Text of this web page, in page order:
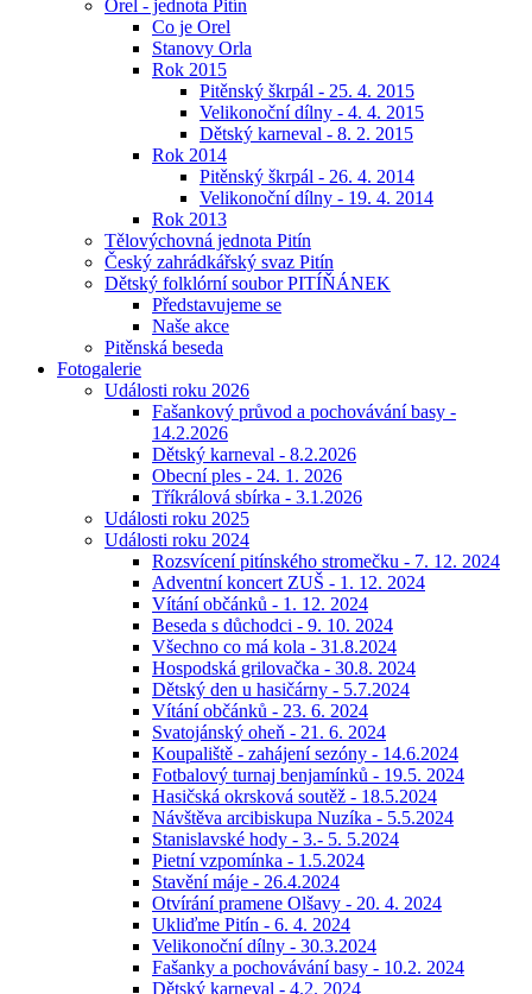
Orel - jednota Pitín
Co je Orel
Stanovy Orla
Rok 2015
Pitěnský škrpál - 25. 4. 2015
Velikonoční dílny - 4. 4. 2015
Dětský karneval - 8. 2. 2015
Rok 2014
Pitěnský škrpál - 26. 4. 2014
Velikonoční dílny - 19. 4. 2014
Rok 2013
Tělovýchovná jednota Pitín
Český zahrádkářský svaz Pitín
Dětský folklórní soubor PITÍŇÁNEK
Představujeme se
Naše akce
Pitěnská beseda
Fotogalerie
Události roku 2026
Fašankový průvod a pochovávání basy -
14.2.2026
Dětský karneval - 8.2.2026
Obecní ples - 24. 1. 2026
Tříkrálová sbírka - 3.1.2026
Události roku 2025
Události roku 2024
Rozsvícení pitínského stromečku - 7. 12. 2024
Adventní koncert ZUŠ - 1. 12. 2024
Vítání občánků - 1. 12. 2024
Beseda s důchodci - 9. 10. 2024
Všechno co má kola - 31.8.2024
Hospodská grilovačka - 30.8. 2024
Dětský den u hasičárny - 5.7.2024
Vítání občánků - 23. 6. 2024
Svatojánský oheň - 21. 6. 2024
Koupaliště - zahájení sezóny - 14.6.2024
Fotbalový turnaj benjamínků - 19.5. 2024
Hasičská okrsková soutěž - 18.5.2024
Návštěva arcibiskupa Nuzíka - 5.5.2024
Stanislavské hody - 3.- 5. 5.2024
Pietní vzpomínka - 1.5.2024
Stavění máje - 26.4.2024
Otvírání pramene Olšavy - 20. 4. 2024
Ukliďme Pitín - 6. 4. 2024
Velikonoční dílny - 30.3.2024
Fašanky a pochovávání basy - 10.2. 2024
Dětský karneval - 4.2. 2024